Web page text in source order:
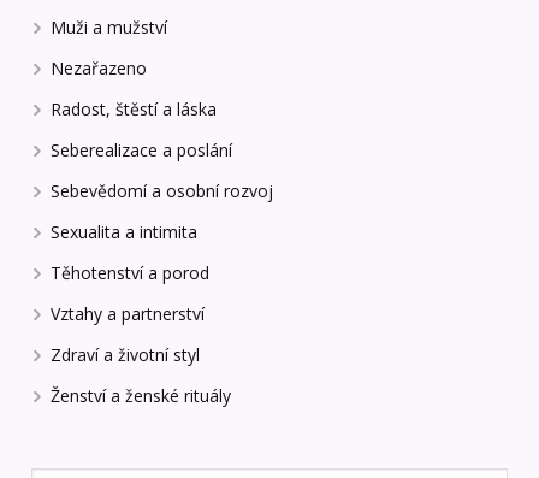
Muži a mužství
Nezařazeno
Radost, štěstí a láska
Seberealizace a poslání
Sebevědomí a osobní rozvoj
Sexualita a intimita
Těhotenství a porod
Vztahy a partnerství
Zdraví a životní styl
Ženství a ženské rituály